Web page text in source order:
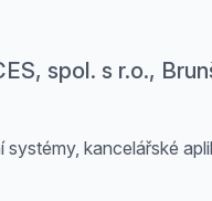
spol. s r.o.,
kancelářské